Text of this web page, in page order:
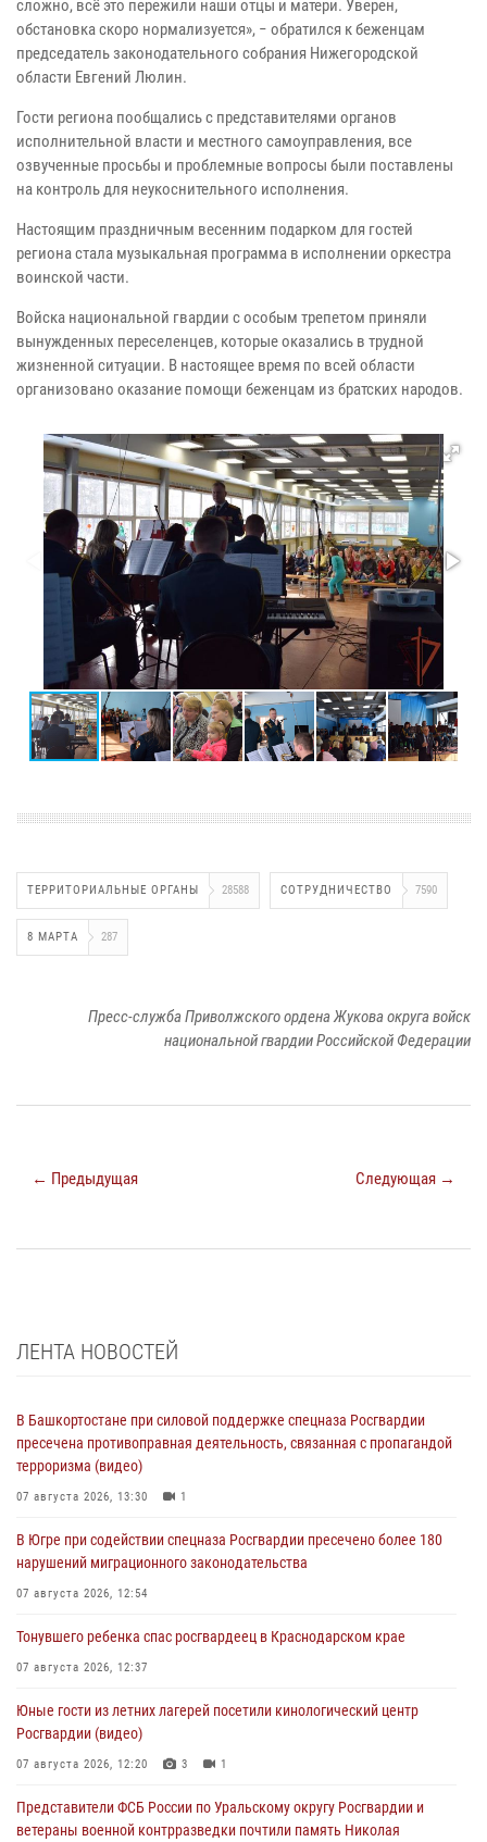
сложно, всё это пережили наши отцы и матери. Уверен,
обстановка скоро нормализуется», − обратился к беженцам
председатель законодательного собрания Нижегородской
области Евгений Люлин.
Гости региона пообщались с представителями органов
исполнительной власти и местного самоуправления, все
озвученные просьбы и проблемные вопросы были поставлены
на контроль для неукоснительного исполнения.
Настоящим праздничным весенним подарком для гостей
региона стала музыкальная программа в исполнении оркестра
воинской части.
Войска национальной гвардии с особым трепетом приняли
вынужденных переселенцев, которые оказались в трудной
жизненной ситуации. В настоящее время по всей области
организовано оказание помощи беженцам из братских народов.
ТЕРРИТОРИАЛЬНЫЕ ОРГАНЫ 28588 СОТРУДНИЧЕСТВО 7590
8 МАРТА 287
Пресс-служба Приволжского ордена Жукова округа войск
национальной гвардии Российской Федерации
← Предыдущая Следующая →
ЛЕНТА НОВОСТЕЙ
В Башкортостане при силовой поддержке спецназа Росгвардии
пресечена противоправная деятельность, связанная с пропагандой
терроризма (видео)
07 августа 2026, 13:30 1
В Югре при содействии спецназа Росгвардии пресечено более 180
нарушений миграционного законодательства
07 августа 2026, 12:54
Тонувшего ребенка спас росгвардеец в Краснодарском крае
07 августа 2026, 12:37
Юные гости из летних лагерей посетили кинологический центр
Росгвардии (видео)
07 августа 2026, 12:20 3 1
Представители ФСБ России по Уральскому округу Росгвардии и
ветераны военной контрразведки почтили память Николая